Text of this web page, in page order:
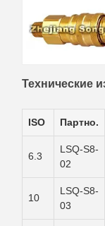
Технические
ISO Партнo.
6.3
LSQ-S8-
02
10
LSQ-S8-
03